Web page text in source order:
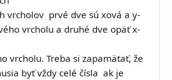
vrcholov ­ prvé dve sú x­ová a y­
vrcholu a druhé dve opäť x­
vrcholu. Treba si zapamätať, že
byť vždy celé čísla ­ ak je